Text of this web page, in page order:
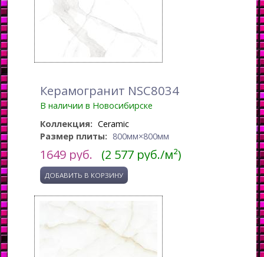
Керамогранит NSC8034
В наличии в Новосибирске
Коллекция: Ceramic
Размер плиты: 800мм×800мм
1649 руб. (2 577 руб./м²)